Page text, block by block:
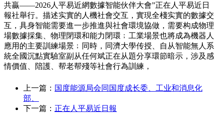
共贏——2026人平易近網數據智能伙伴大會”正在人平易近日
報社舉行。描述实實的人機社會交互，實現全棧实實的數據交
互，具身智能需要進一步推進與社會環境協做，需要构成物理
場數據採集、物理閉環和能力閉環﹔工業場景也將成為機器人
應用的主要訓練場景﹔同時，同濟大學传授、自从智能無人系
統全國沉點實驗室副从任何斌正在从題分享環節暗示，涉及感
情價值、陪護、帮老帮殘等社會行為訓練，
上一篇： 国度能源局会同国度成长委、工业和消息化
部、
下一篇： 正在人平易近日報